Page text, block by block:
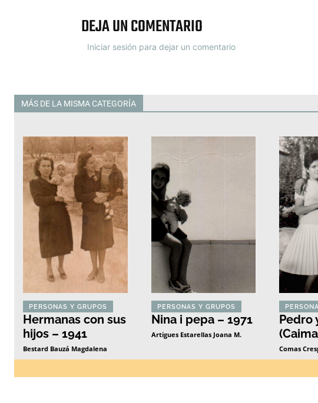
DEJA UN COMENTARIO
Iniciar sesión para dejar un comentario
MÁS DE LA MISMA CATEGORÍA
PERSONAS Y GRUPOS
Hermanas con sus
hijos – 1941
Bestard Bauzá Magdalena
PERSONAS Y GRUPOS
Nina i pepa – 1971
Artigues Estarellas Joana M.
Pedro
Comas